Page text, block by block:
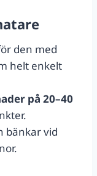
den med
helt enkelt
på 20–40
bänkar vid